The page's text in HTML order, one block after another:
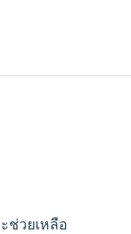
ช่วยเหลือ